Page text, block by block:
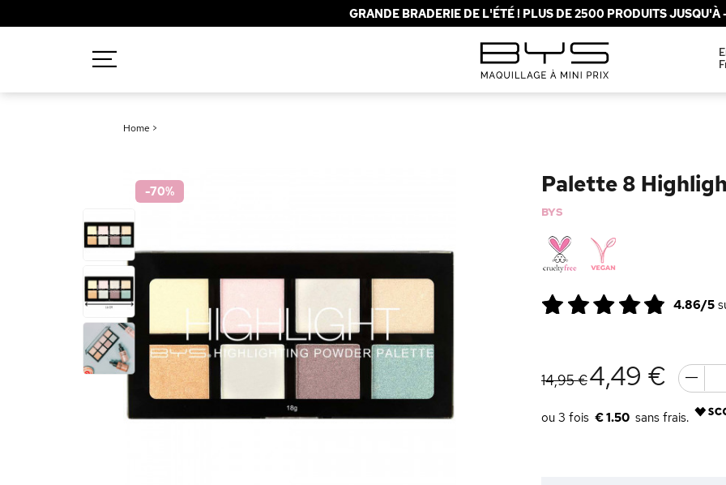
GRANDE BRADERIE DE L'ÉTÉ ! PLUS DE 2500 PRODUITS JUSQU'À
Home >
-70% Palette 8
BYS
4.86/5
14,95 €4,49 €
€ 1.50
Palette
Brumes
Blush
Rouge à Lèvres